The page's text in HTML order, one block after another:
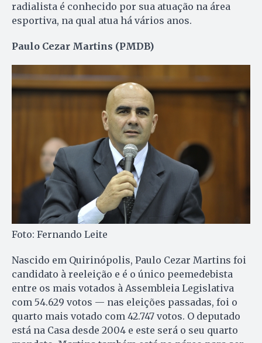
radialista é conhecido por sua atuação na área
esportiva, na qual atua há vários anos.
Paulo Cezar Martins (PMDB)
Foto: Fernando Leite
Nascido em Quirinópolis, Paulo Cezar Martins foi
candidato à reeleição e é o único peemedebista
entre os mais votados à Assembleia Legislativa
com 54.629 votos — nas eleições passadas, foi o
quarto mais votado com 42.747 votos. O deputado
está na Casa desde 2004 e este será o seu quarto